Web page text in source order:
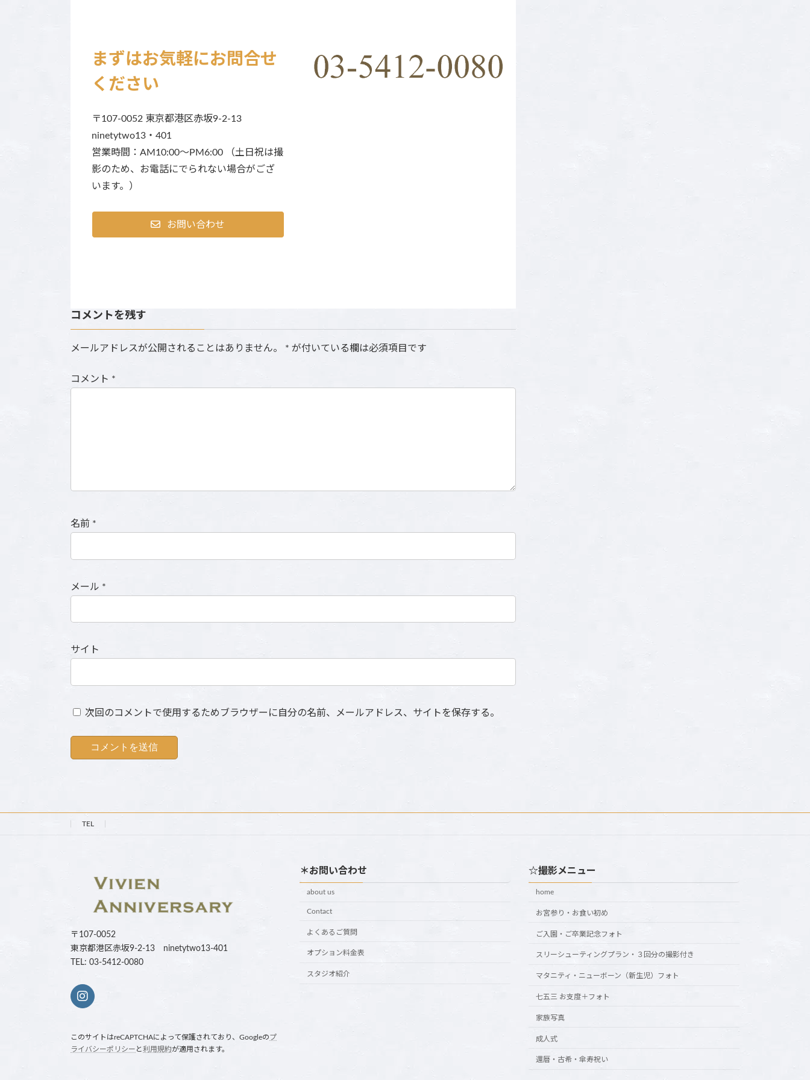
まずはお気軽にお問合せ
ください
〒107-0052 東京都港区赤坂9-2-13
ninetytwo13・401
営業時間：AM10:00～PM6:00 （土日祝は撮
影のため、お電話にでられない場合がござ
います。）
お問い合わせ
コメントを残す
メールアドレスが公開されることはありません。 * が付いている欄は必須項目です
コメント *
名前 *
メール *
サイト
次回のコメントで使用するためブラウザーに自分の名前、メールアドレス、サイトを保存する。
TEL
〒107-0052
東京都港区赤坂9-2-13 ninetytwo13-401
TEL: 03-5412-0080
このサイトはreCAPTCHAによって保護されており、Googleのプ
ライバシーポリシー と利用規約が適用されます。
＊お問い合わせ
about us
Contact
よくあるご質問
オプション料金表
スタジオ紹介
☆撮影メニュー
home
お宮参り・お食い初め
ご入園・ご卒業記念フォト
スリーシューティングプラン・３回分の撮影付き
マタニティ・ニューボーン（新生児）フォト
七五三 お支度＋フォト
家族写真
成人式
還暦・古希・傘寿祝い